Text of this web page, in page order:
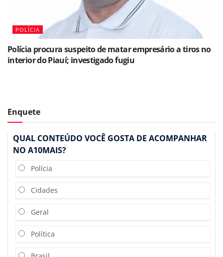
POLÍCIA
Polícia procura suspeito de matar empresário a tiros no
interior do Piauí; investigado fugiu
Enquete
QUAL CONTEÚDO VOCÊ GOSTA DE ACOMPANHAR
NO A10MAIS?
Polícia
Cidades
Geral
Política